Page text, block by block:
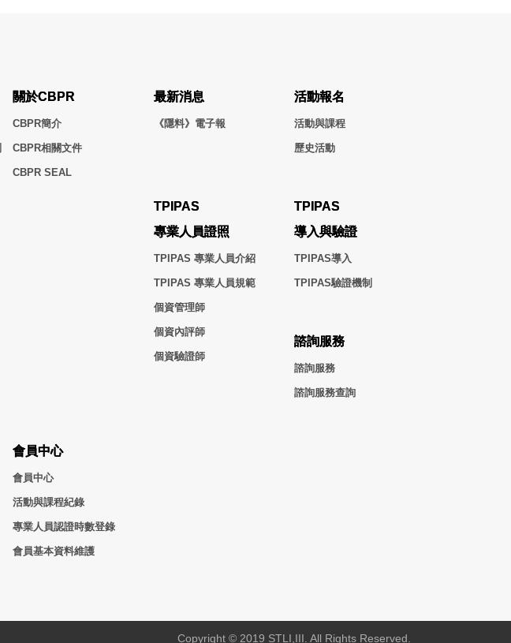
關於CBPR
CBPR簡介
CBPR相關文件
CBPR SEAL
最新消息
《隱料》電子報
活動報名
活動與課程
歷史活動
TPIPAS
專業人員證照
TPIPAS 專業人員介紹
TPIPAS 專業人員規範
個資管理師
個資內評師
個資驗證師
TPIPAS
導入與驗證
TPIPAS導入
TPIPAS驗證機制
諮詢服務
諮詢服務
諮詢服務查詢
會員中心
會員中心
活動與課程紀錄
專業人員認證時數登錄
會員基本資料維護
Copyright © 2019 STLI,III. All Rights Reserved.